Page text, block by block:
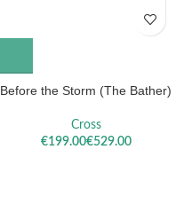
Before the Storm (The Bather)
Cross
€
€